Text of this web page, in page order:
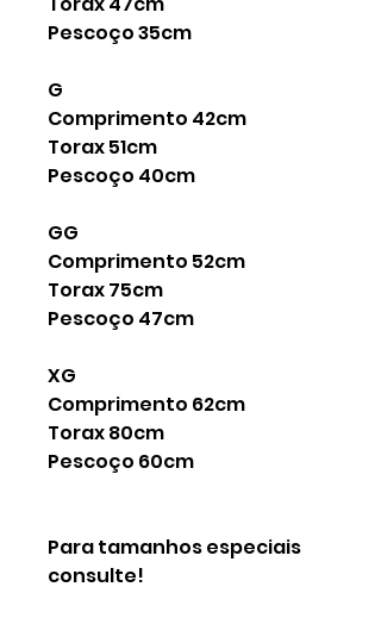
Pescoço 35cm
G
Comprimento 42cm
Torax 51cm
Pescoço 40cm
GG
Comprimento 52cm
Torax 75cm
Pescoço 47cm
XG
Comprimento 62cm
Torax 80cm
Pescoço 60cm
Para tamanhos especiais
consulte!